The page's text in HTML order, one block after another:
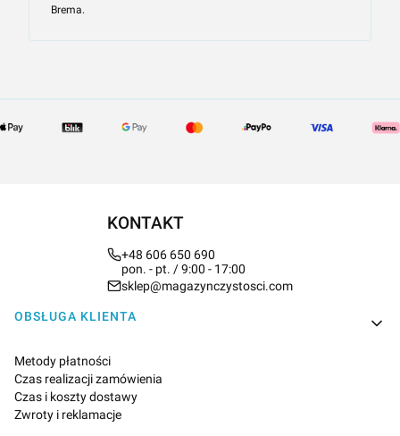
Brema.
KONTAKT
+48 606 650 690
pon. - pt. / 9:00 - 17:00
sklep@magazynczystosci.com
Linki w stopce
OBSŁUGA KLIENTA
Metody płatności
Czas realizacji zamówienia
Czas i koszty dostawy
Zwroty i reklamacje